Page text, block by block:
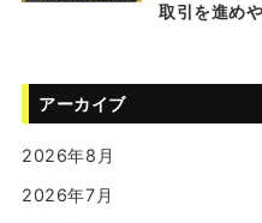
取引を進め
アーカイブ
2026年8月
2026年7月